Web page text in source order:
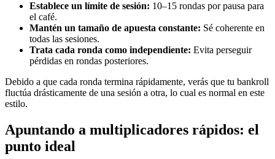
Establece un límite de sesión: 10–15 rondas por pausa para
el café.
Mantén un tamaño de apuesta constante: Sé coherente en
todas las sesiones.
Trata cada ronda como independiente: Evita perseguir
pérdidas en rondas posteriores.
Debido a que cada ronda termina rápidamente, verás que tu bankroll
fluctúa drásticamente de una sesión a otra, lo cual es normal en este
estilo.
Apuntando a multiplicadores rápidos: el
punto ideal